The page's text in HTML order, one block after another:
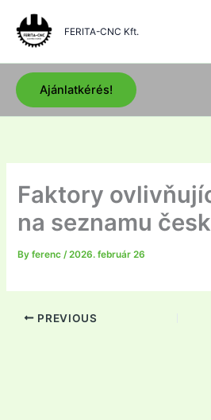
content
FERITA-CNC Kft.
Ajánlatkérés!
Faktory
na seznamu
Byferenc/2026. február 26
PREVIOUS